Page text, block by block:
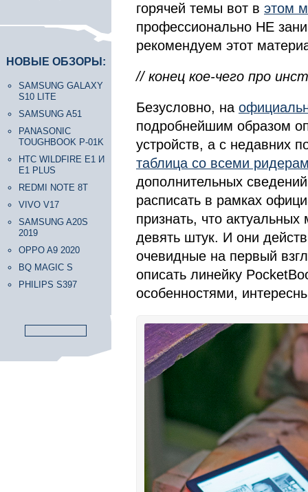
НОВЫЕ ОБЗОРЫ:
SAMSUNG GALAXY
S10 LITE
SAMSUNG A51
PANASONIC
TOUGHBOOK P-01K
HTC WILDFIRE E1 И
E1 PLUS
REDMI NOTE 8T
VIVO V17
SAMSUNG A20S
2019
OPPO A9 2020
BQ MAGIC S
PHILIPS S397
горячей темы вот в этом
профессионально НЕ
рекомендуем этот
// конец кое-чего про
Безусловно, на
подробнейшим образом
устройств, а с недавних
таблица со всеми
дополнительных
расписать в рамках
признать, что
девять штук. И они
очевидные на первый
описать линейку
особенностями,